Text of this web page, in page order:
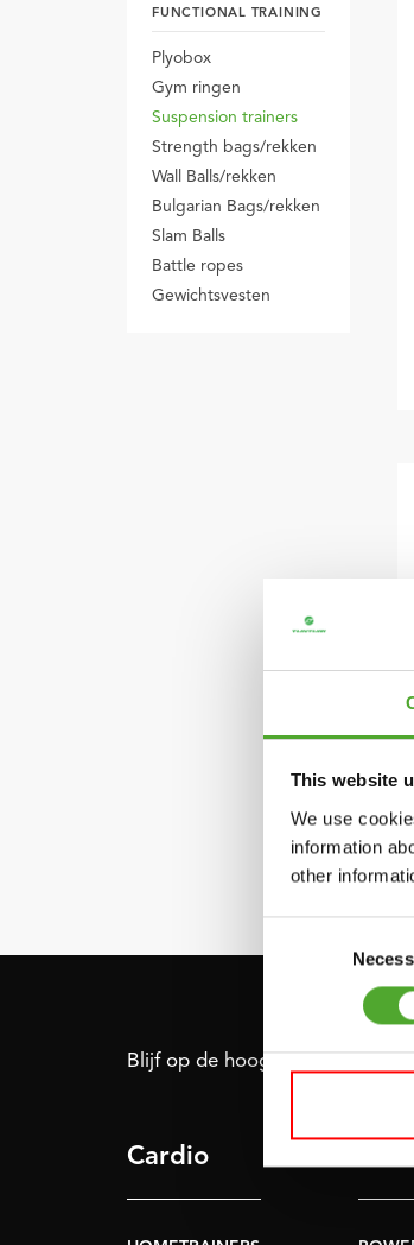
This website
We use
information
other
Selection
FUNCTIONAL TRAINING
Plyobox
Gym ringen
Suspension trainers
Strength bags/rekken
Wall Balls/rekken
Bulgarian Bags/rekken
Slam Balls
Battle ropes
Gewichtsvesten
Blijf op de hoogte: schrijf je in
Cardio